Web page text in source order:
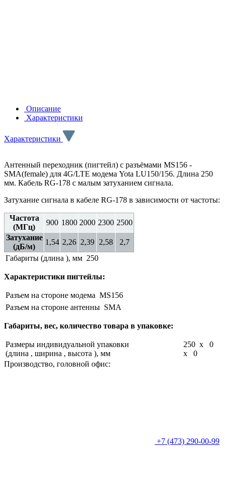
Описание
Характеристики
Характеристики
Антенный переходник (пигтейл) с разъёмами MS156 -
SMA(female) для 4G/LTE модема Yota LU150/156. Длина 250
мм. Кабель RG-178 с малым затуханием сигнала.
Затухание сигнала в кабеле RG-178 в зависимости от частоты:
Частота
(МГц)
900 1800 2000 2300 2500
Затухание
(дБ/м)
1,54 2,26 2,39 2,58
2,7
Габариты (длина ), мм 250
Характеристики пигтейлы:
Разъем на стороне модема MS156
Разъем на стороне антенны SMA
Габариты, вес, количество товара в упаковке:
Размеры индивидуальной упаковки
(длина , ширина , высота ), мм
250 x 0
x 0
Производство, головной офис:
+7 (473) 290-00-99